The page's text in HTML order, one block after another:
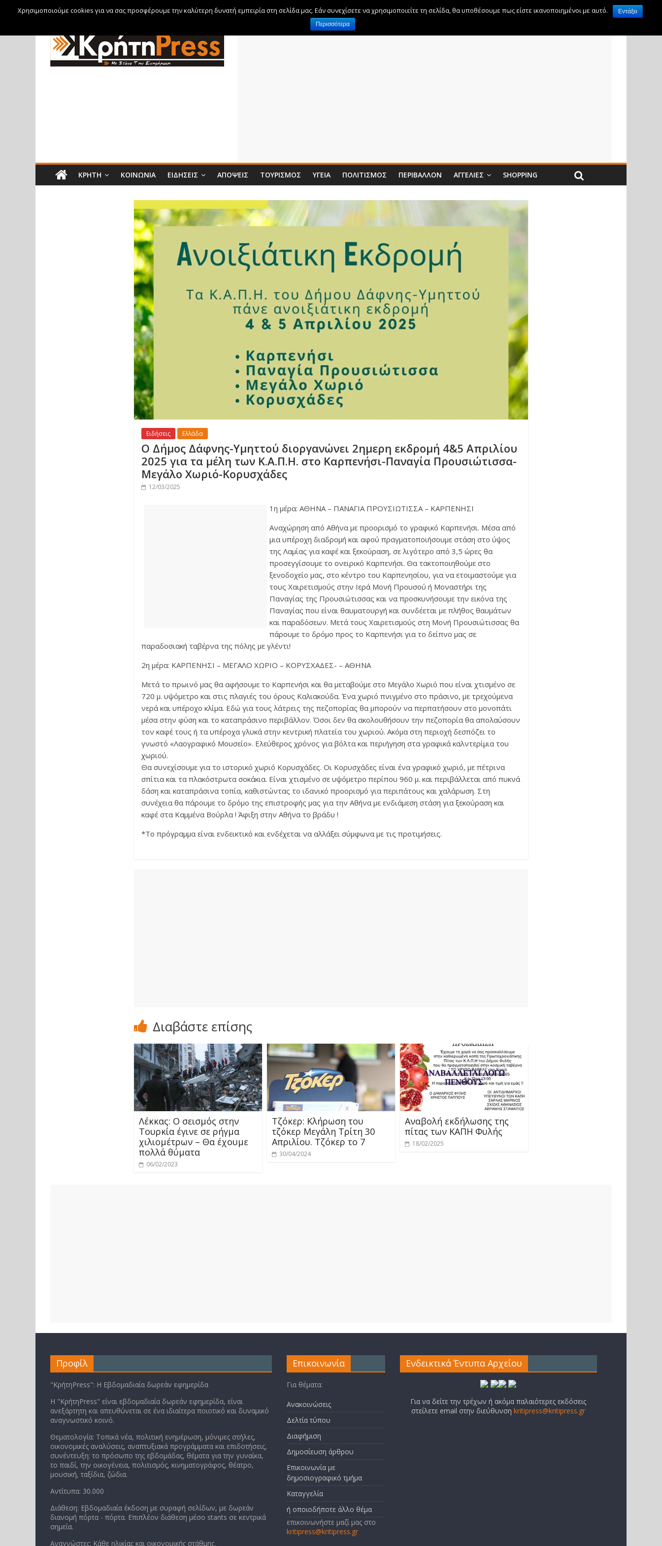
Πέμπτη, 6 Αυγούστου, 2026
ΚΡΉΤΗ ΚΟΙΝΩΝΊΑ ΕΙΔΉΣΕΙΣ ΑΠΌΨΕΙΣ ΤΟΥΡΙΣΜΌΣ ΥΓΕΊΑ ΠΟΛΙΤΙΣΜΌΣ ΠΕΡΙΒΆΛΛΟΝ ΑΓΓΕΛΊΕΣ SHOPPING
Ειδήσεις Ελλάδα
Ο Δήμος Δάφνης-Υμηττού διοργανώνει 2ημερη εκδρομή 4&5 Απριλίου
2025 για τα μέλη των Κ.Α.Π.Η. στο Καρπενήσι-Παναγία Προυσιώτισσα-
Μεγάλο Χωριό-Κορυσχάδες
12/03/2025
1η μέρα: ΑΘΗΝΑ – ΠΑΝΑΓΙΑ ΠΡΟΥΣΙΩΤΙΣΣΑ – ΚΑΡΠΕΝΗΣΙ
Αναχώρηση από Αθήνα με προορισμό το γραφικό Καρπενήσι. Μέσα από
μια υπέροχη διαδρομή και αφού πραγματοποιήσουμε στάση στο ύψος
της Λαμίας για καφέ και ξεκούραση, σε λιγότερο από 3,5 ώρες θα
προσεγγίσουμε το ονειρικό Καρπενήσι. Θα τακτοποιηθούμε στο
ξενοδοχείο μας, στο κέντρο του Καρπενησίου, για να ετοιμαστούμε για
τους Χαιρετισμούς στην Ιερά Μονή Προυσού ή Μοναστήρι της
Παναγίας της Προυσιώτισσας και να προσκυνήσουμε την εικόνα της
Παναγίας που είναι θαυματουργή και συνδέεται με πλήθος θαυμάτων
και παραδόσεων. Μετά τους Χαιρετισμούς στη Μονή Προυσιώτισσας θα
πάρουμε το δρόμο προς το Καρπενήσι για το δείπνο μας σε
παραδοσιακή ταβέρνα της πόλης με γλέντι!
2η μέρα: ΚΑΡΠΕΝΗΣΙ – ΜΕΓΑΛΟ ΧΩΡΙΟ – ΚΟΡΥΣΧΑΔΕΣ- – ΑΘΗΝΑ
Μετά το πρωινό μας θα αφήσουμε το Καρπενήσι και θα μεταβούμε στο Μεγάλο Χωριό που είναι χτισμένο σε
720 μ. υψόμετρο και στις πλαγιές του όρους Καλιακούδα. Ένα χωριό πνιγμένο στο πράσινο, με τρεχούμενα
νερά και υπέροχο κλίμα. Εδώ για τους λάτρεις της πεζοπορίας θα μπορούν να περπατήσουν στο μονοπάτι
μέσα στην φύση και το καταπράσινο περιβάλλον. Όσοι δεν θα ακολουθήσουν την πεζοπορία θα απολαύσουν
τον καφέ τους ή τα υπέροχα γλυκά στην κεντρική πλατεία του χωριού. Ακόμα στη περιοχή δεσπόζει το
γνωστό «Λαογραφικό Μουσείο». Ελεύθερος χρόνος για βόλτα και περιήγηση στα γραφικά καλντερίμια του
χωριού.
Θα συνεχίσουμε για το ιστορικό χωριό Κορυσχάδες. Οι Κορυσχάδες είναι ένα γραφικό χωριό, με πέτρινα
σπίτια και τα πλακόστρωτα σοκάκια. Είναι χτισμένο σε υψόμετρο περίπου 960 μ. και περιβάλλεται από πυκνά
δάση και καταπράσινα τοπία, καθιστώντας το ιδανικό προορισμό για περιπάτους και χαλάρωση. Στη
συνέχεια θα πάρουμε το δρόμο της επιστροφής μας για την Αθήνα με ενδιάμεση στάση για ξεκούραση και
καφέ στα Καμμένα Βούρλα ! Άφιξη στην Αθήνα το βράδυ !
*Το πρόγραμμα είναι ενδεικτικό και ενδέχεται να αλλάξει σύμφωνα με τις προτιμήσεις.
Διαβάστε επίσης
Λέκκας: Ο σεισμός στην
Τουρκία έγινε σε ρήγμα
χιλιομέτρων – Θα έχουμε
πολλά θύματα
06/02/2023
Τζόκερ: Κλήρωση του
τζόκερ Μεγάλη Τρίτη 30
Απριλίου. Τζόκερ το 7
30/04/2024
Αναβολή εκδήλωσης της
πίτας των ΚΑΠΗ Φυλής
18/02/2025
Προφίλ
"ΚρήτηPress": Η Εβδομαδιαία δωρεάν εφημερίδα
Η "ΚρήτηPress" είναι εβδομαδιαία δωρεάν εφημερίδα, είναι
ανεξάρτητη και απευθύνεται σε ένα ιδιαίτερα ποιοτικό και δυναμικό
αναγνωστικό κοινό.
Θεματολογία: Τοπικά νέα, πολιτική ενημέρωση, μόνιμες στήλες,
οικονομικές αναλύσεις, αναπτυξιακά προγράμματα και επιδοτήσεις,
συνέντευξη: το πρόσωπο της εβδομάδας, θέματα για την γυναίκα,
το παιδί, την οικογένεια, πολιτισμός, κινηματογράφος, θέατρο,
μουσική, ταξίδια, ζώδια.
Αντίτυπα: 30.000
Διάθεση: Εβδομαδιαία έκδοση με συραφή σελίδων, με δωρεάν
διανομή πόρτα - πόρτα. Επιπλέον διάθεση μέσο stants σε κεντρικά
σημεία.
Αναγνώστες: Κάθε ηλικίας και οικονομικής στάθμης.
Επικοινωνία
Για θέματα:
Ανακοινώσεις
Δελτία τύπου
Διαφήμιση
Δημοσίευση άρθρου
Επικοινωνία με
δημοσιογραφικό τμήμα
Καταγγελία
ή οποιοδήποτε άλλο θέμα
επικοινωνήστε μαζί μας στο
kritipress@kritipress.gr
Ενδεικτικά Έντυπα Αρχείου
Για να δείτε την τρέχων ή ακόμα παλαιότερες εκδόσεις
στείλετε email στην διεύθυνσηkritipress@kritipress.gr
Χρησιμοποιούμε cookies για να σας προσφέρουμε την καλύτερη δυνατή εμπειρία στη σελίδα μας. Εάν συνεχίσετε να χρησιμοποιείτε τη σελίδα, θα υποθέσουμε πως είστε ικανοποιημένοι με αυτό.
Εντάξει
Περισσότερα